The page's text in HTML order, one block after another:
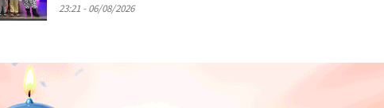
23:21 - 06/08/2026